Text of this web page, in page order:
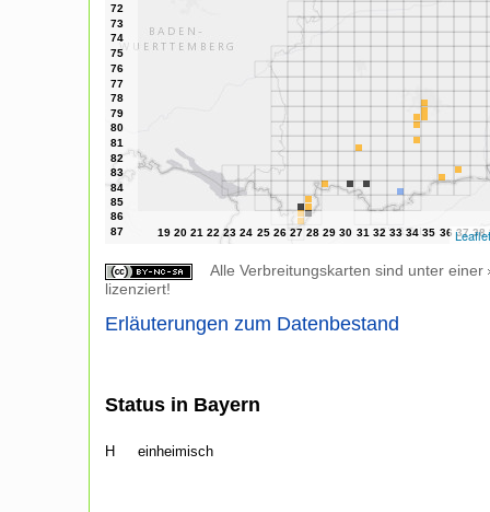
Leaflet
Alle Verbreitungskarten sind unter einer
lizenziert!
Erläuterungen zum Datenbestand
Status in Bayern
H einheimisch